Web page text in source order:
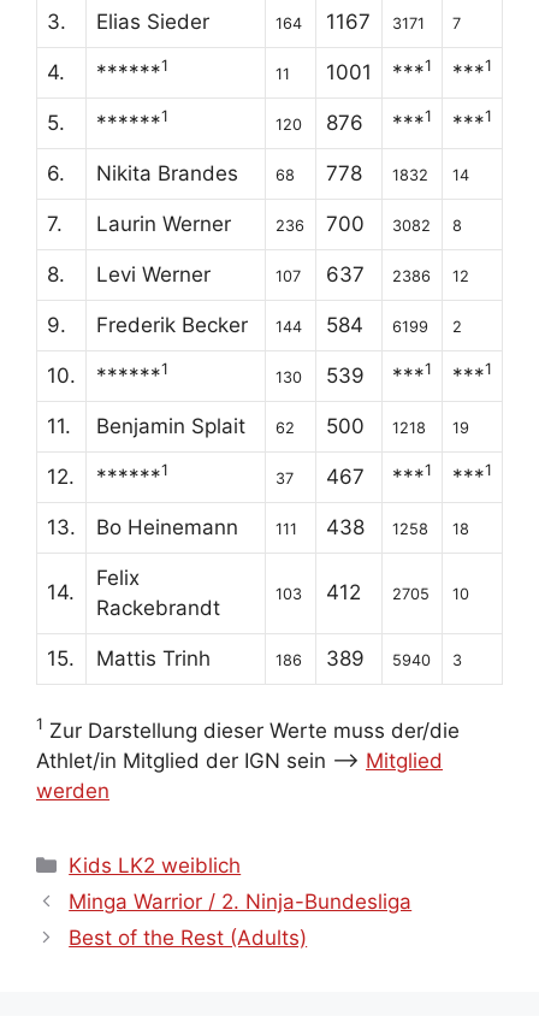
3. Elias Sieder 164 1167 3171 7
4. ******1 11 1001 ***1 ***1
5. ******1 120 876 ***1 ***1
6. Nikita Brandes 68 778 1832 14
7. Laurin Werner 236 700 3082 8
8. Levi Werner 107 637 2386 12
9. Frederik Becker 144 584 6199 2
10. ******1 130 539 ***1 ***1
11. Benjamin Splait 62 500 1218 19
12. ******1 37 467 ***1 ***1
13. Bo Heinemann 111 438 1258 18
14.
Felix
Rackebrandt
103 412 2705 10
15. Mattis Trinh 186 389 5940 3
1 Zur Darstellung dieser Werte muss der/die
Athlet/in Mitglied der IGN sein --> Mitglied
werden
Kategorien
Kids LK2 weiblich
Minga Warrior / 2. Ninja-Bundesliga
Best of the Rest (Adults)